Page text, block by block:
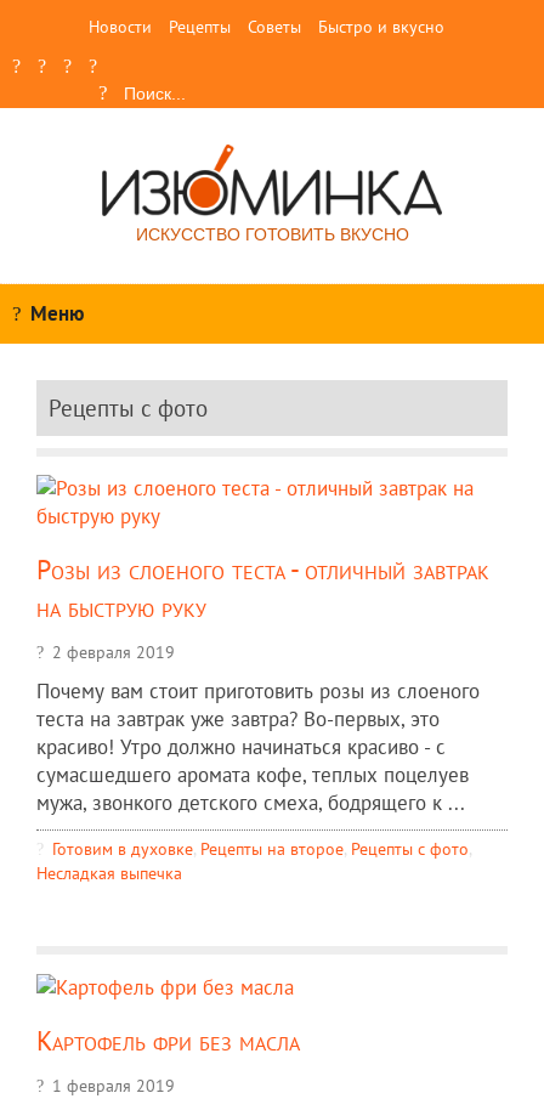
Новости Рецепты Советы Быстро и вкусно
ИСКУССТВО ГОТОВИТЬ ВКУСНО
Меню
Рецепты c фото
Розы из слоеного теста - отличный завтрак
на быструю руку
2 февраля 2019
Почему вам стоит приготовить розы из слоеного
теста на завтрак уже завтра? Во-первых, это
красиво! Утро должно начинаться красиво - с
сумасшедшего аромата кофе, теплых поцелуев
мужа, звонкого детского смеха, бодрящего к ...
Готовим в духовке, Рецепты на второе, Рецепты c фото,
Несладкая выпечка
Картофель фри без масла
1 февраля 2019